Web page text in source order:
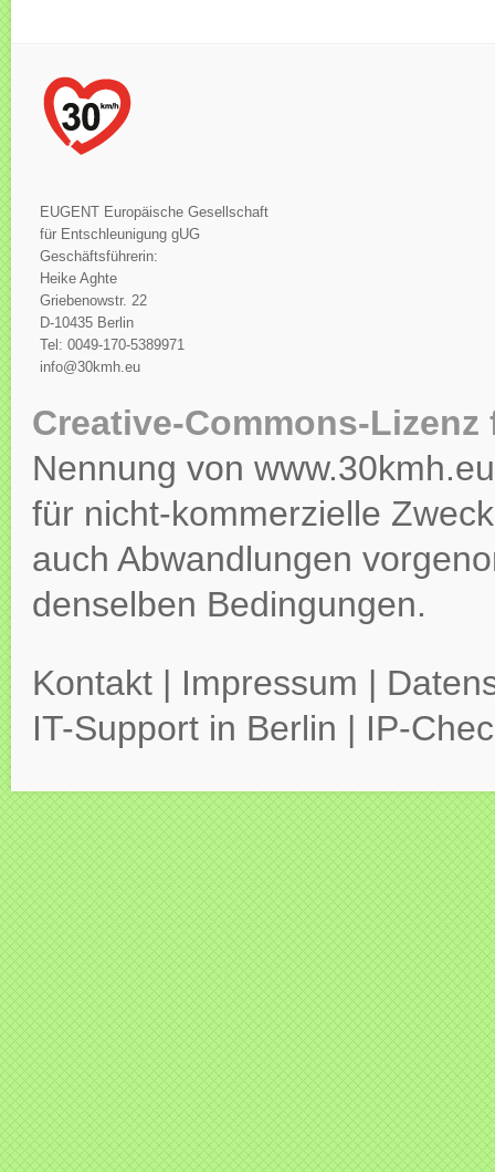
EUGENT Europäische Gesellschaft
für Entschleunigung gUG
Geschäftsführerin:
Heike Aghte
Griebenowstr. 22
D-10435 Berlin
Tel: 0049-170-5389971
info@30kmh.eu
Creative-Commons-
Nennung von
für nicht-kommerzielle
auch Abwandlungen
denselben Bedingungen.
Kontakt | Impressum |
IT-Support in Berlin | IP-